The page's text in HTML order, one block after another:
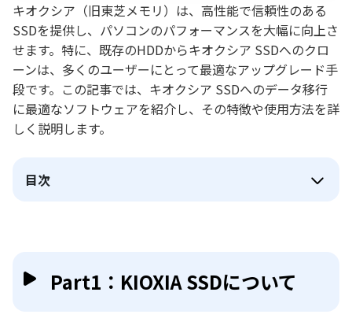
キオクシア（旧東芝メモリ）は、高性能で信頼性のある
SSDを提供し、パソコンのパフォーマンスを大幅に向上さ
せます。特に、既存のHDDからキオクシア SSDへのクロ
ーンは、多くのユーザーにとって最適なアップグレード手
段です。この記事では、キオクシア SSDへのデータ移行
に最適なソフトウェアを紹介し、その特徴や使用方法を詳
しく説明します。
目次
Part1：KIOXIA SSDについて